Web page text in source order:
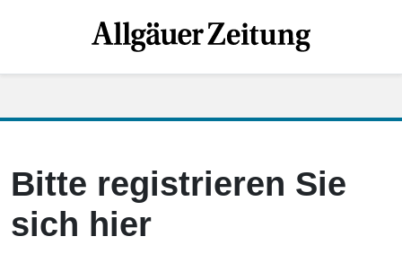
Bitte registrieren Sie
sich hier